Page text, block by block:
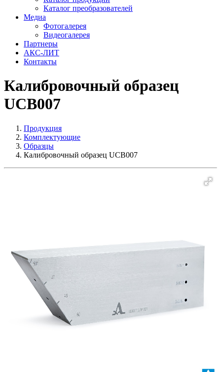
Каталог преобразователей
Медиа
Фотогалерея
Видеогалерея
Партнеры
АКС-ЛИТ
Контакты
Калибровочный образец
UCB007
Продукция
Комплектующие
Образцы
Калибровочный образец UCB007